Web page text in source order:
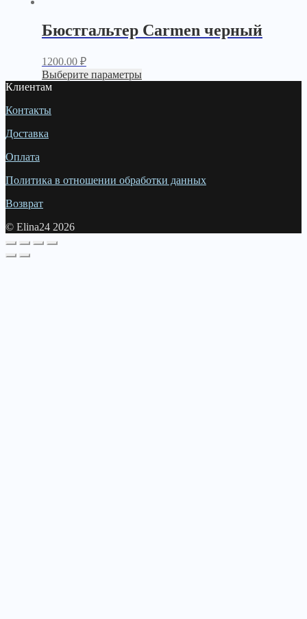
Бюстгальтер Carmen черный
1200.00 ₽
Выберите параметры
Клиентам
Контакты
Доставка
Оплата
Политика в отношении обработки данных
Возврат
© Elina24 2026